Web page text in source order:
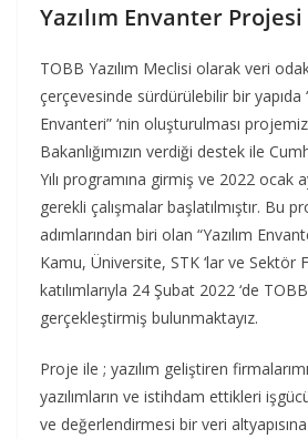
Yazılım Envanter Projesi
TOBB Yazılım Meclisi olarak veri
çerçevesinde sürdürülebilir bir yapıda
Envanteri” ‘nin oluşturulması
Bakanlığımızın verdiği destek ile
Yılı programına girmiş ve 2022 ocak
gerekli çalışmalar başlatılmıştır. Bu
adımlarından biri olan “Yazılım
Kamu, Üniversite, STK ‘lar ve Sektör
katılımlarıyla 24 Şubat 2022 ‘de
gerçekleştirmiş bulunmaktayız.
Proje ile ; yazılım geliştiren
yazılımların ve istihdam ettikleri
ve değerlendirmesi bir veri